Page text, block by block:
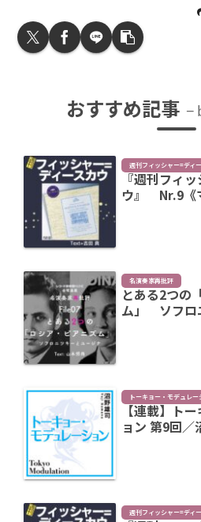
おすすめ記事
週刊フィッシャー=ディ
『週刊フィ
ウ』 Nr.9《
名演奏家再批評
とある2つの
ム」 ソフロ
トーキョー・モデュレー
【連載】ト
ョン 第9回
週刊フィッシャー=ディ